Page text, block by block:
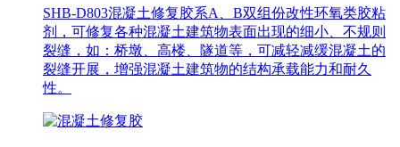
SHB-D803混凝土修复胶系A、B双组份改性环氧类胶粘
剂，可修复各种混凝土建筑物表面出现的细小、不规则
裂缝，如：桥墩、高楼、隧道等，可减轻减缓混凝土的
裂缝开展，增强混凝土建筑物的结构承载能力和耐久
性。